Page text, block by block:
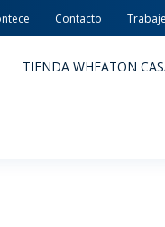
Contacto
TIENDA WHEATON